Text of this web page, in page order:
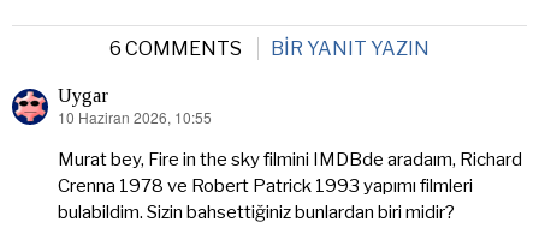
6 COMMENTS BIR YANIT YAZIN
Uygar
dedi
10 Haziran 2026, 10:55
Murat bey, Fire in the sky filmini IMDBde aradaım, Richard
Crenna 1978 ve Robert Patrick 1993 yapımı filmleri
bulabildim. Sizin bahsettiğiniz bunlardan biri midir?